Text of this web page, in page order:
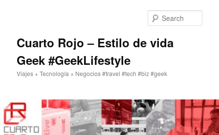
Cuarto Rojo – Estilo de vida
Geek #GeekLifestyle
Viajes + Tecnología + Negocios #travel #tech #biz #geek